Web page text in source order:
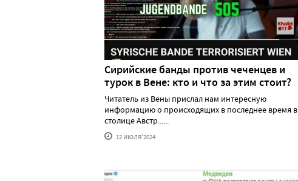
Сирийские банды против чеченцев и
турок в Вене: кто и что за этим стоит?
Читатель из Вены прислал нам интересную
информацию о происходящих в последнее время в
столице Австр......
12 ИЮЛЯ'2024